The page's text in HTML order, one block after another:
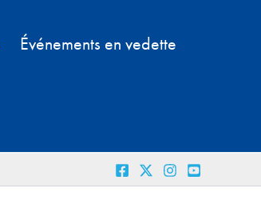
Événements en vedette